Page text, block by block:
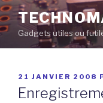
Aller
au
contenu
principal
Gadgets utiles ou
PUBLIÉ
LE
21 JANVIER 2008